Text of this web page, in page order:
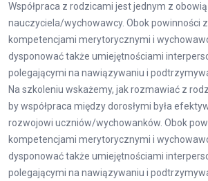
Współpraca z rodzicami jest jednym z
nauczyciela/wychowawcy. Obok powinności
kompetencjami merytorycznymi i
dysponować także umiejętnościami
polegającymi na nawiązywaniu i
Na szkoleniu wskażemy, jak rozmawiać z
by współpraca między dorosłymi była
rozwojowi uczniów/wychowanków. Obok
kompetencjami merytorycznymi i
dysponować także umiejętnościami
polegającymi na nawiązywaniu i